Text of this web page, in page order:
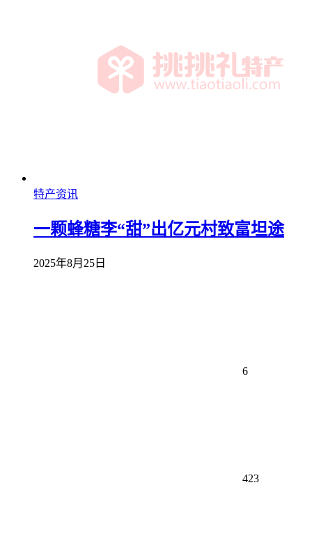
特产资讯
一颗蜂糖李“甜”出亿元村致富坦途
2025年8月25日
6
423